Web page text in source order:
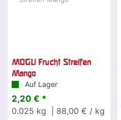
MOGLi Frucht Streifen
Mango
Auf Lager
2,20 € *
0.025 kg | 88,00 € / kg